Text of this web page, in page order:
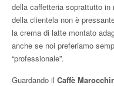
della caffetteria soprattutto in
della clientela non è
la crema di latte montato
anche se noi preferiamo
“professionale”.
Guardando il Caffè